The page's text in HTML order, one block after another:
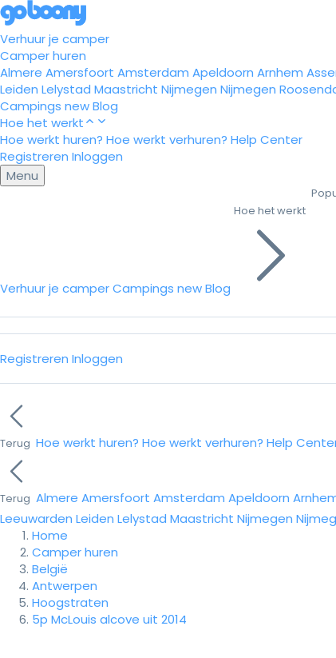
Verhuur je camper
Camper huren
Almere Amersfoort Amsterdam Apeldoorn Arnhem
Leiden Lelystad Maastricht Nijmegen Nijmegen
Campings newBlog
Hoe het werkt
Hoe werkt huren? Hoe werkt verhuren? Help Center
Registreren Inloggen
Menu
Verhuur je camperCampings newBlog
Hoe het werkt
Registreren Inloggen
Terug Hoe werkt huren? Hoe werkt verhuren? Help
Terug Almere Amersfoort Amsterdam Apeldoorn
Leeuwarden Leiden Lelystad Maastricht Nijmegen
Home
Camper huren
België
Antwerpen
Hoogstraten
5p McLouis alcove uit 2014